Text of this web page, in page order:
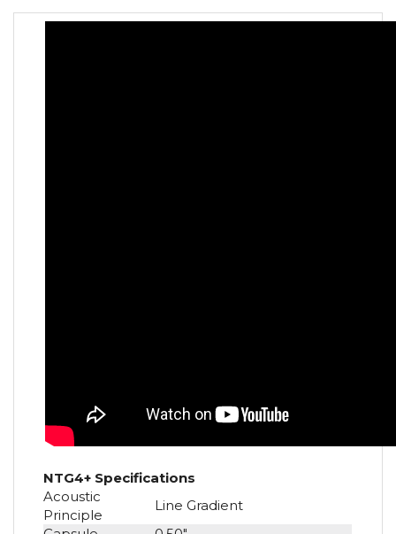
NTG4+ Specifications
Acoustic
Principle
Line Gradient